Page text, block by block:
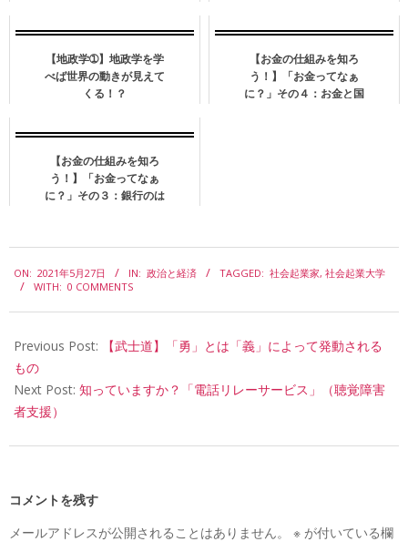
【地政学➀】地政学を学
べば世界の動きが見えて
くる！？
【お金の仕組みを知ろ
う！】「お金ってなぁ
に？」その４：お金と国
【お金の仕組みを知ろ
う！】「お金ってなぁ
に？」その３：銀行のは
05-
ON: 2021年5月27日 IN: 政治と経済 TAGGED: 社会起業家, 社会起業大学
WITH: 0 COMMENTS
Previous Post:
【武士道】「勇」とは「義」によって発動される
もの
Next Post: 知っていますか？「電話リレーサービス」（聴覚障害
者支援）
コメントを残す
メールアドレスが公開されることはありません。
※ が付いている欄